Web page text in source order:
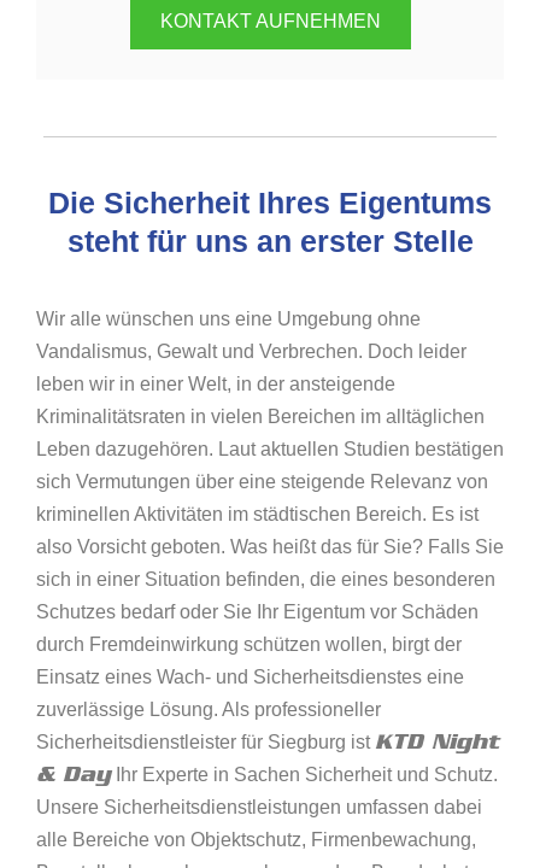
KONTAKT AUFNEHMEN
Die Sicherheit Ihres Eigentums
steht für uns an erster Stelle
Wir alle wünschen uns eine Umgebung ohne
Vandalismus, Gewalt und Verbrechen. Doch leider
leben wir in einer Welt, in der ansteigende
Kriminalitätsraten in vielen Bereichen im alltäglichen
Leben dazugehören. Laut aktuellen Studien bestätigen
sich Vermutungen über eine steigende Relevanz von
kriminellen Aktivitäten im städtischen Bereich. Es ist
also Vorsicht geboten. Was heißt das für Sie? Falls Sie
sich in einer Situation befinden, die eines besonderen
Schutzes bedarf oder Sie Ihr Eigentum vor Schäden
durch Fremdeinwirkung schützen wollen, birgt der
Einsatz eines Wach- und Sicherheitsdienstes eine
zuverlässige Lösung. Als professioneller
Sicherheitsdienstleister für Siegburg ist KTD Night
& DayIhr Experte in Sachen Sicherheit und Schutz.
Unsere Sicherheitsdienstleistungen umfassen dabei
alle Bereiche von Objektschutz, Firmenbewachung,